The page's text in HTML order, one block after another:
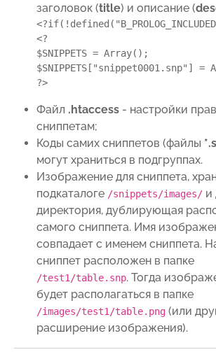
заголовок (title) и описание (
<?
$SNIPPETS = Array();
?>
Файл .htaccess - настройки
сниппетам;
Коды самих сниппетов (файлы
могут храниться в подгруппах.
Изображение для сниппета,
подкаталоге /snippets/images/ и
директория, дублирующая
самого сниппета. Имя
совпадает с именем сниппета.
сниппет расположен в папке
/test1/table.snp. Тогда
будет располагаться в папке
/images/test1/table.png (или
расширение изображения).